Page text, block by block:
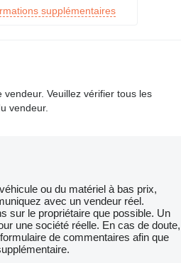
supplémentaires
Veuillez vérifier tous les
vendeur.
ou du matériel à bas prix,
avec un vendeur réel.
sur le propriétaire que possible. Un
une société réelle. En cas de doute,
de commentaires afin que